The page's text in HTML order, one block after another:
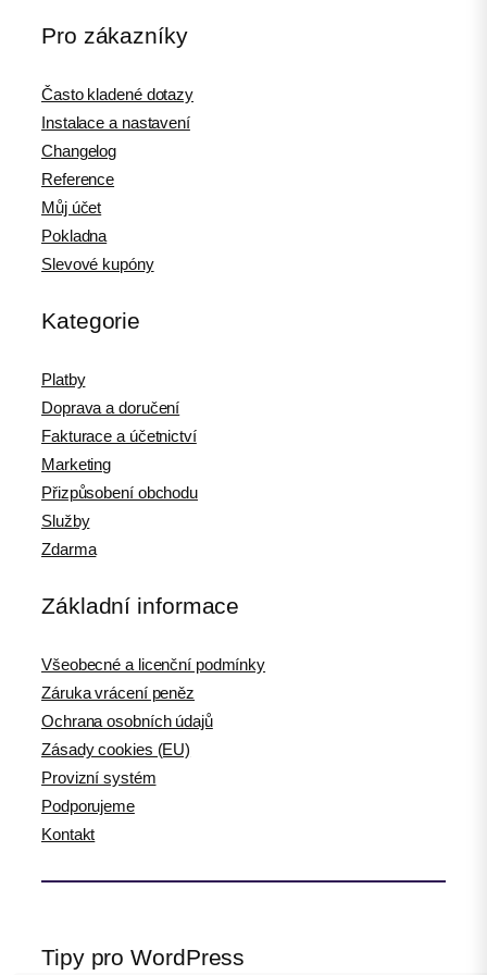
Pro zákazníky
Často kladené dotazy
Instalace a nastavení
Changelog
Reference
Můj účet
Pokladna
Slevové kupóny
Kategorie
Platby
Doprava a doručení
Fakturace a účetnictví
Marketing
Přizpůsobení obchodu
Služby
Zdarma
Základní informace
Všeobecné a licenční podmínky
Záruka vrácení peněz
Ochrana osobních údajů
Zásady cookies (EU)
Provizní systém
Podporujeme
Kontakt
Tipy pro WordPress